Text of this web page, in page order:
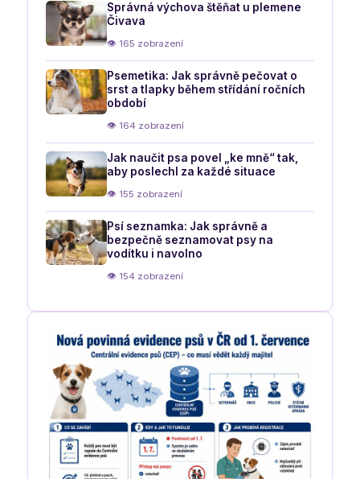
Správná výchova štěňat u plemene
Čivava
👁 165 zobrazení
Psemetika: Jak správně pečovat o
srst a tlapky během střídání ročních
období
👁 164 zobrazení
Jak naučit psa povel „ke mně“ tak,
aby poslechl za každé situace
👁 155 zobrazení
Psí seznamka: Jak správně a
bezpečně seznamovat psy na
vodítku i navolno
👁 154 zobrazení